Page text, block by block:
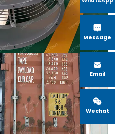

Message

Email

Wechat